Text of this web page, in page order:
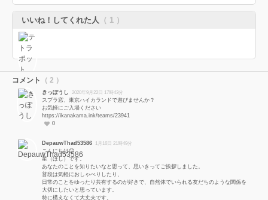
いいね！してくれた人 （ 1 ）
コメント （ 2 ）
きっぽうし 2020年9月22日 17時43分
スプラ窓、東京ハイカランドで遊びませんか？
お気軽にご入場ください
https://ikanakama.ink/teams/23941
0
DepauwThad53586 1月16日 21時49分
こんにちは😊
星（ほし）です。
あなたのことを知りたいなと思って、思いきってご挨拶しました。
普段は気軽におしゃべりしたり、
日常のことをゆったり共有するのが好きで、自然体でいられる友だちのような関係を
大切にしたいと思っています。
特に構えなくて大丈夫です。